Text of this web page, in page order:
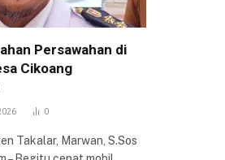
Persawahan di
Cikoang
0
Takalar, Marwan, S.Sos